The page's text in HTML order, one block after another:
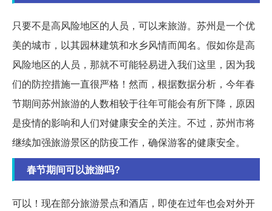
只要不是高风险地区的人员，可以来旅游。苏州是一个优
美的城市，以其园林建筑和水乡风情而闻名。假如你是高
风险地区的人员，那就不可能轻易进入我们这里，因为我
们的防控措施一直很严格！然而，根据数据分析，今年春
节期间苏州旅游的人数相较于往年可能会有所下降，原因
是疫情的影响和人们对健康安全的关注。不过，苏州市将
继续加强旅游景区的防疫工作，确保游客的健康安全。
春节期间可以旅游吗?
可以！现在部分旅游景点和酒店，即使在过年也会对外开